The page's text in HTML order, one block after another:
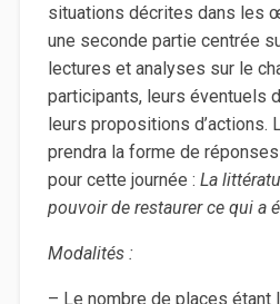
situations décrites dans les
une seconde partie centrée
lectures et analyses sur le
participants, leurs éventuels
leurs propositions d’actions.
prendra la forme de
pour cette journée : La
pouvoir de restaurer ce qui a
Modalités :
– Le nombre de places étant